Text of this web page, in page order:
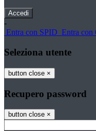
-
Entra con SPID Entra con
Seleziona utente
button close ×
Recupero password
button close ×